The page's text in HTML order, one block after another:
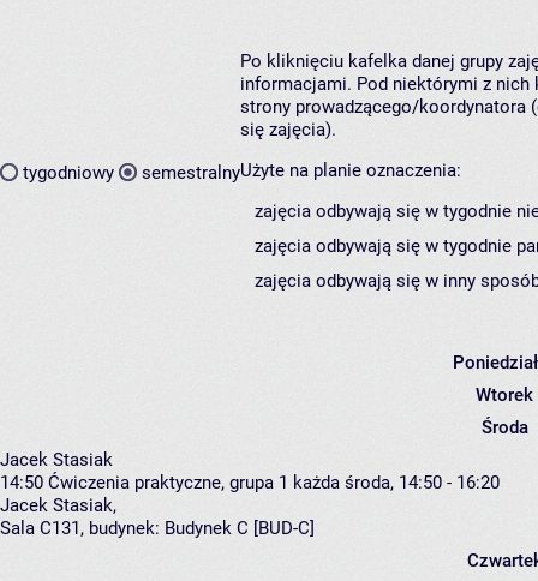
tygodniowy semestralny
Po kliknięciu kafelka danej grupy
informacjami. Pod niektórymi z nich
strony prowadzącego/koordynatora
się zajęcia).
Użyte na planie oznaczenia:
zajęcia odbywają się w tygodnie
zajęcia odbywają się w tygodnie
zajęcia odbywają się w inny
Wtorek
Środa
Jacek Stasiak
14:50 Ćwiczenia praktyczne, grupa 1 każda środa, 14:50 - 16:20
Jacek Stasiak,
Sala C131, budynek: Budynek C [BUD-C]